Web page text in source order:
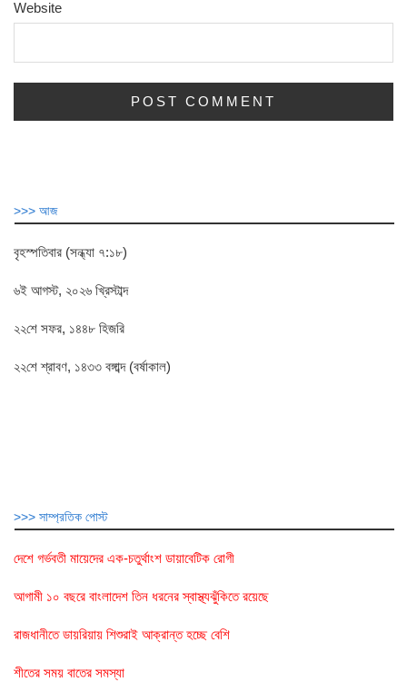
Website
>>> আজ
বৃহস্পতিবার (সন্ধ্যা ৭:১৮)
৬ই আগস্ট, ২০২৬ খ্রিস্টাব্দ
২২শে সফর, ১৪৪৮ হিজরি
২২শে শ্রাবণ, ১৪৩৩ বঙ্গাব্দ (বর্ষাকাল)
>>> সাম্প্রতিক পোস্ট
দেশে গর্ভবতী মায়েদের এক-চতুর্থাংশ ডায়াবেটিক রোগী
আগামী ১০ বছরে বাংলাদেশ তিন ধরনের স্বাস্থ্যঝুঁকিতে রয়েছে
রাজধানীতে ডায়রিয়ায় শিশুরাই আক্রান্ত হচ্ছে বেশি
শীতের সময় বাতের সমস্যা